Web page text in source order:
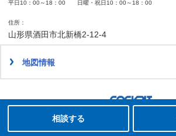
平日10：00～18：00 日曜・祝日10：00～18：00
住所
山形県酒田市北新橋2-12-4
地図情報
Copyright(C)2008-2022 COCKPIT
相談する